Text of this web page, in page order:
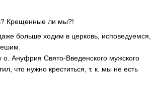
Крещенные ли мы?!
больше ходим в церковь, исповедуемся,
о. Ануфрия Свято-Введенского мужского
что нужно креститься, т. к. мы не есть